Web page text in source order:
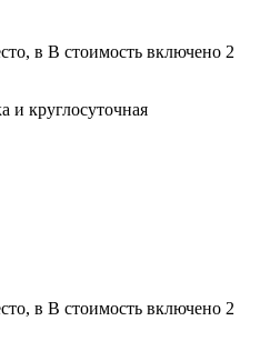
в В стоимость включено 2
и круглосуточная
в В стоимость включено 2